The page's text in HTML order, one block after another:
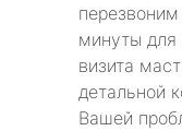
минуты для
визита
детальной
Вашей